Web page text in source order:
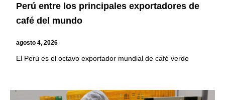
Perú entre los principales exportadores de
café del mundo
agosto 4, 2026
El Perú es el octavo exportador mundial de café verde